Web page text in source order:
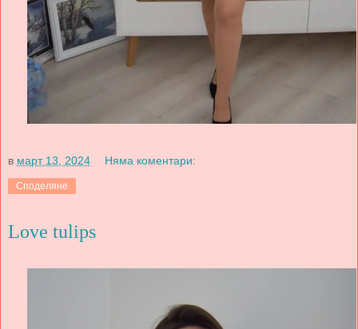
в март 13, 2024 Няма коментари:
Споделяне
Love tulips